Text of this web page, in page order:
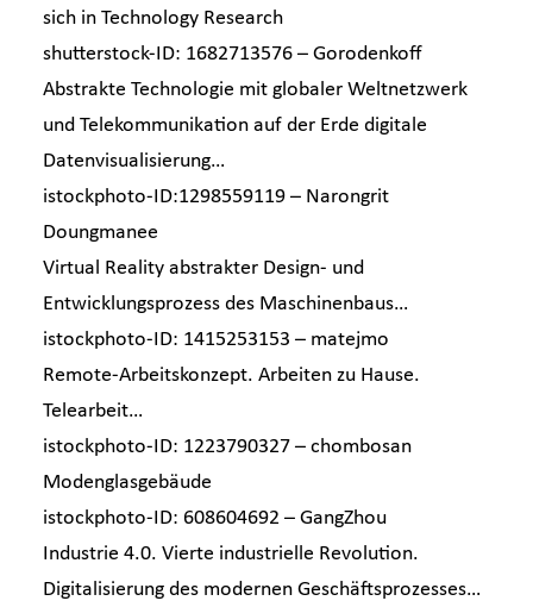
sich in Technology Research
shutterstock-ID: 1682713576 –Gorodenkoff
Abstrakte Technologie mit globaler Weltnetzwerk
und Telekommunikation auf der Erde digitale
Datenvisualisierung…
istockphoto-ID:1298559119 – Narongrit
Doungmanee
Virtual Reality abstrakter Design- und
Entwicklungsprozess des Maschinenbaus…
istockphoto-ID: 1415253153 – matejmo
Remote-Arbeitskonzept. Arbeiten zu Hause.
Telearbeit…
istockphoto-ID: 1223790327 –chombosan
Modenglasgebäude
istockphoto-ID: 608604692 –GangZhou
Industrie 4.0. Vierte industrielle Revolution.
Digitalisierung des modernen Geschäftsprozesses…